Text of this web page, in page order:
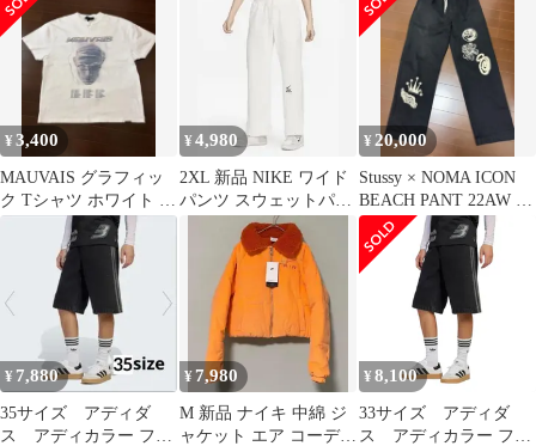
¥3,400
MAUVAIS グラフィッ
ク Tシャツ ホワイト L
サイズ ストリート
¥4,980
2XL 新品 NIKE ワイド
パンツ スウェットパン
ツ レディース 白 パン
¥ 20,000
Stussy × NOMA ICON
BEACH PANT 22AW 希
少サイズ
¥ 7,880
35サイズ アディダ
ス アディカラー ファ
¥ 7,980
M 新品 ナイキ 中綿 ジ
ャケット エア コーデュ
¥ 8,100
33サイズ アディダ
ス アディカラー ファ